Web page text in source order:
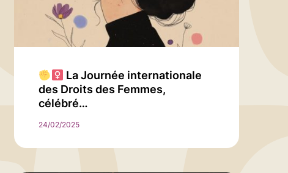
La Journée internationale
des Droits des Femmes,
célébré…
24/02/2025